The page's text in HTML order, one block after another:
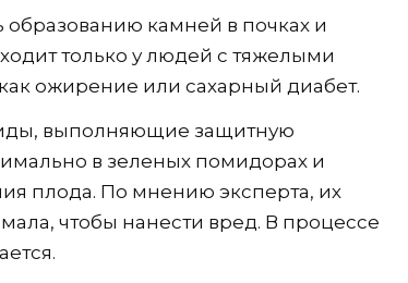
образованию камней в почках и
только у людей с тяжелыми
ожирение или сахарный диабет.
выполняющие защитную
в зеленых помидорах и
плода. По мнению эксперта, их
чтобы нанести вред. В процессе